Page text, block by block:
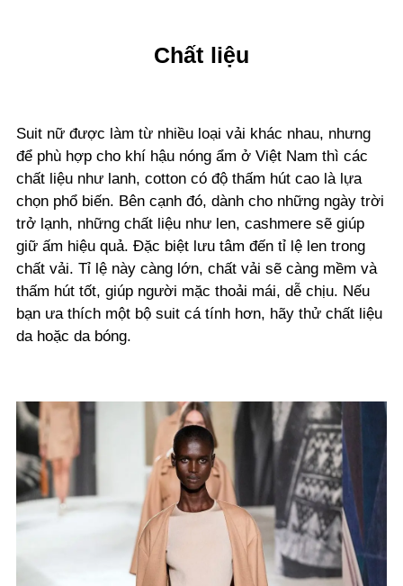
Chất liệu
Suit nữ được làm từ nhiều loại vải khác nhau, nhưng
để phù hợp cho khí hậu nóng ẩm ở Việt Nam thì các
chất liệu như lanh, cotton có độ thấm hút cao là lựa
chọn phổ biến. Bên cạnh đó, dành cho những ngày trời
trở lạnh, những chất liệu như len, cashmere sẽ giúp
giữ ấm hiệu quả. Đặc biệt lưu tâm đến tỉ lệ len trong
chất vải. Tỉ lệ này càng lớn, chất vải sẽ càng mềm và
thấm hút tốt, giúp người mặc thoải mái, dễ chịu. Nếu
bạn ưa thích một bộ suit cá tính hơn, hãy thử chất liệu
da hoặc da bóng.